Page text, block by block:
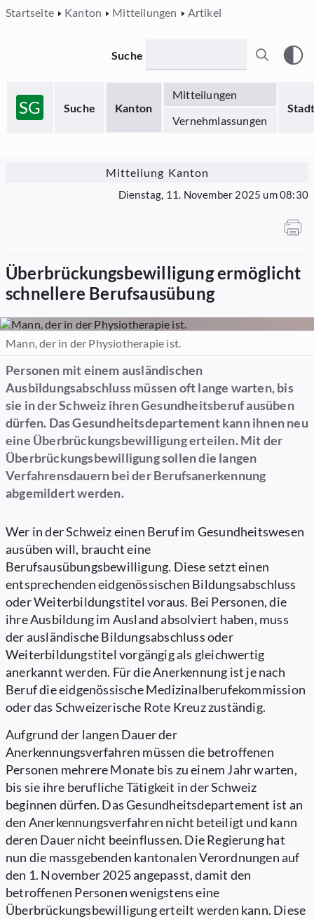
Startseite Kanton Mitteilungen Artikel
SG Suche Kanton
Mitteilungen
Stadt
Vernehmlassungen
Suche
Mitteilung Kanton
Dienstag, 11. November 2025 um 08:30
Überbrückungsbewilligung ermöglicht
schnellere Berufsausübung
Mann, der in der Physiotherapie ist.
Personen mit einem ausländischen
Ausbildungsabschluss müssen oft lange warten, bis
sie in der Schweiz ihren Gesundheitsberuf ausüben
dürfen. Das Gesundheitsdepartement kann ihnen neu
eine Überbrückungsbewilligung erteilen. Mit der
Überbrückungsbewilligung sollen die langen
Verfahrensdauern bei der Berufsanerkennung
abgemildert werden.
Wer in der Schweiz einen Beruf im Gesundheitswesen
ausüben will, braucht eine
Berufsausübungsbewilligung. Diese setzt einen
entsprechenden eidgenössischen Bildungsabschluss
oder Weiterbildungstitel voraus. Bei Personen, die
ihre Ausbildung im Ausland absolviert haben, muss
der ausländische Bildungsabschluss oder
Weiterbildungstitel vorgängig als gleichwertig
anerkannt werden. Für die Anerkennung ist je nach
Beruf die eidgenössische Medizinalberufekommission
oder das Schweizerische Rote Kreuz zuständig.
Aufgrund der langen Dauer der
Anerkennungsverfahren müssen die betroffenen
Personen mehrere Monate bis zu einem Jahr warten,
bis sie ihre berufliche Tätigkeit in der Schweiz
beginnen dürfen. Das Gesundheitsdepartement ist an
den Anerkennungsverfahren nicht beteiligt und kann
deren Dauer nicht beeinflussen. Die Regierung hat
nun die massgebenden kantonalen Verordnungen auf
den 1. November 2025 angepasst, damit den
betroffenen Personen wenigstens eine
Überbrückungsbewilligung erteilt werden kann. Diese